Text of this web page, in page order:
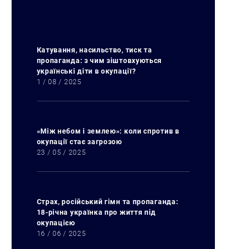
Катування, насильство, тиск та
пропаганда: з чим зіштовхуються
українські діти в окупації?
1 / 08 / 2025
«Між небом і землею»: коли спротив в
окупації стає загрозою
23 / 05 / 2025
Страх, російський гімн та пропаганда:
18-річна українка про життя під
окупацією
16 / 06 / 2025